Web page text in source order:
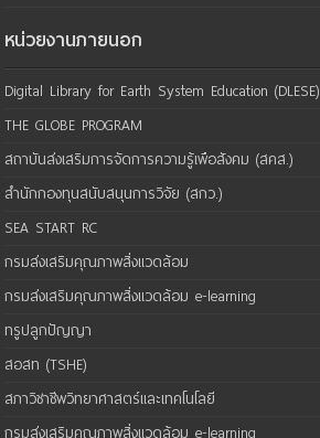
หน่วยงานภายนอก
Digital Library for Earth System Education (DLESE)
THE GLOBE PROGRAM
สถาบันส่งเสริมการจัดการความรู้เพือสังคม (สคส.)
สำนักกองทุนสนับสนุนการวิจัย (สกว.)
SEA START RC
กรมส่งเสริมคุณภาพสิ่งแวดล้อม
กรมส่งเสริมคุณภาพสิ่งแวดล้อม e-learning
ทรูปลูกปัญญา
สอสท (TSHE)
สภาวิชาชีพวิทยาศาสตร์และเทคโนโลยี